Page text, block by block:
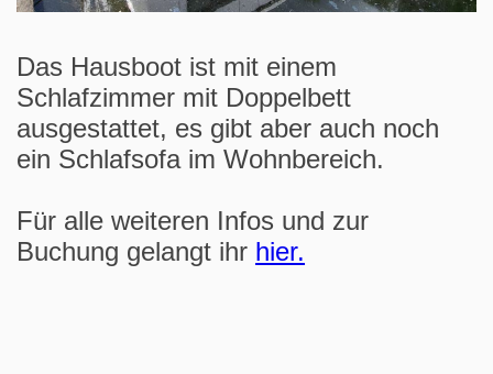
Das Hausboot ist mit einem
Schlafzimmer mit Doppelbett
ausgestattet, es gibt aber auch noch
ein Schlafsofa im Wohnbereich.
Für alle weiteren Infos und zur
Buchung gelangt ihr hier.